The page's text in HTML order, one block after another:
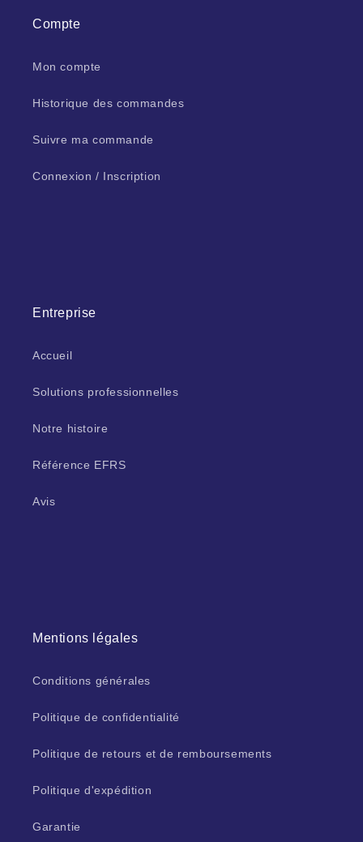
Compte
Mon compte
Historique des commandes
Suivre ma commande
Connexion / Inscription
Entreprise
Accueil
Solutions professionnelles
Notre histoire
Référence EFRS
Avis
Mentions légales
Conditions générales
Politique de confidentialité
Politique de retours et de remboursements
Politique d'expédition
Garantie